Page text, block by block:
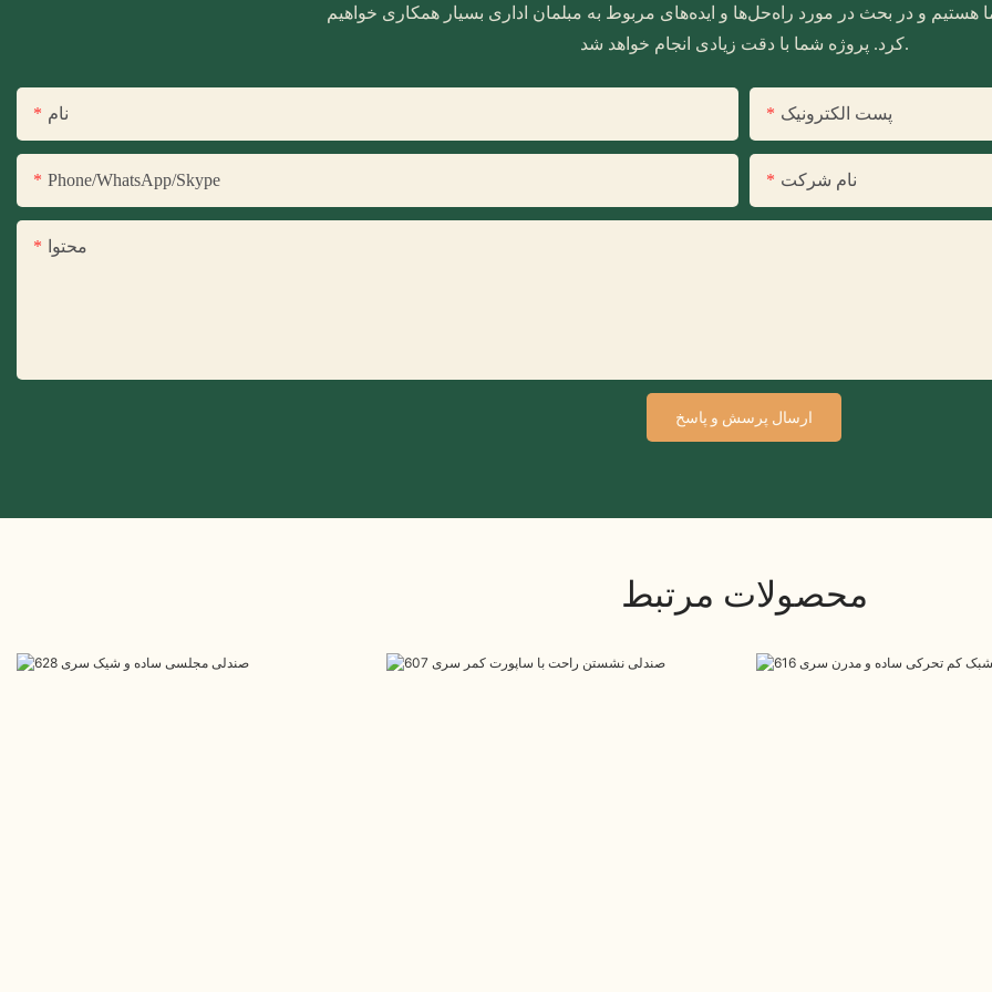
هستیم و در بحث در مورد راه‌حل‌ها و ایده‌های مربوط به مبلمان اداری بسیار همکاری خواهیم
کرد. پروژه شما با دقت زیادی انجام خواهد شد.
نام پست الکترونیک
Phone/WhatsApp/Skype نام شرکت
محتوا
ارسال پرسش و پاسخ
محصولات مرتبط